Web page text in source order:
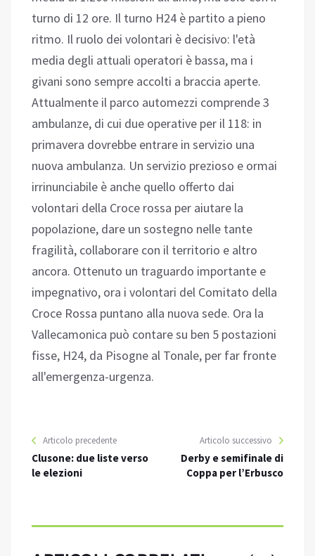
turno di 12 ore. Il turno H24 è partito a pieno
ritmo. Il ruolo dei volontari è decisivo: l'età
media degli attuali operatori è bassa, ma i
givani sono sempre accolti a braccia aperte.
Attualmente il parco automezzi comprende 3
ambulanze, di cui due operative per il 118: in
primavera dovrebbe entrare in servizio una
nuova ambulanza. Un servizio prezioso e ormai
irrinunciabile è anche quello offerto dai
volontari della Croce rossa per aiutare la
popolazione, dare un sostegno nelle tante
fragilità, collaborare con il territorio e altro
ancora. Ottenuto un traguardo importante e
impegnativo, ora i volontari del Comitato della
Croce Rossa puntano alla nuova sede. Ora la
Vallecamonica può contare su ben 5 postazioni
fisse, H24, da Pisogne al Tonale, per far fronte
all'emergenza-urgenza.
Articolo precedente
Clusone: due liste verso
le elezioni
Articolo successivo
Derby e semifinale di
Coppa per l’Erbusco